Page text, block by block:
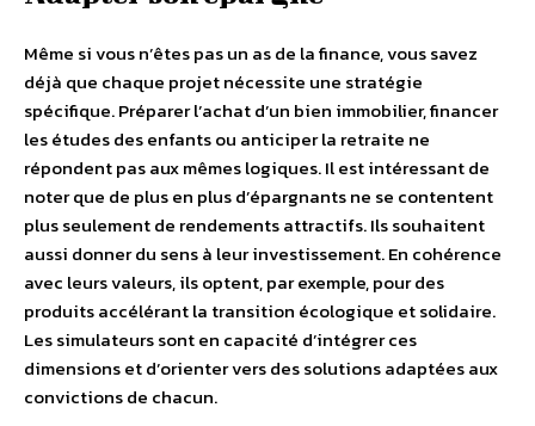
Même si vous n’êtes pas un as de la finance, vous savez
déjà que chaque projet nécessite une stratégie
spécifique. Préparer l’achat d’un bien immobilier, financer
les études des enfants ou anticiper la retraite ne
répondent pas aux mêmes logiques. Il est intéressant de
noter que de plus en plus d’épargnants ne se contentent
plus seulement de rendements attractifs. Ils souhaitent
aussi donner du sens à leur investissement. En cohérence
avec leurs valeurs, ils optent, par exemple, pour des
produits accélérant la transition écologique et solidaire.
Les simulateurs sont en capacité d’intégrer ces
dimensions et d’orienter vers des solutions adaptées aux
convictions de chacun.